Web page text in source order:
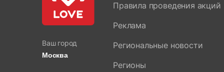
Ваш город
Москва
Правила проведения акций
Реклама
Региональные новости
Регионы